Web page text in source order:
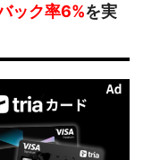
ック率6%を実